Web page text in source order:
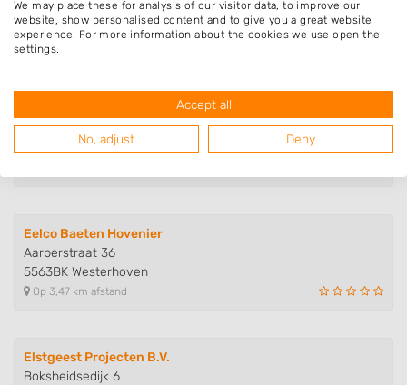
Boksheide 27
5521PM Eersel
Op 2,10 km afstand
Van Maanen en Leyten Hoveniers
Boksheide 12
5521PL Eersel
Eelco Baeten Hovenier
Aarperstraat 36
5563BK Westerhoven
Op 3,47 km afstand
Elstgeest Projecten B.V.
Boksheidsedijk 6
We may place these for analysis of our visitor data, to improve our
website, show personalised content and to give you a great website
experience. For more information about the cookies we use open the
settings.
Accept all
No, adjust Deny